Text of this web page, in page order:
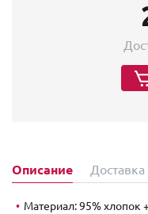
Описание
Материал: 95% хлопок